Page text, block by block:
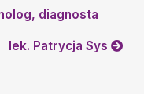
diagnosta
lek. Patrycja Sys